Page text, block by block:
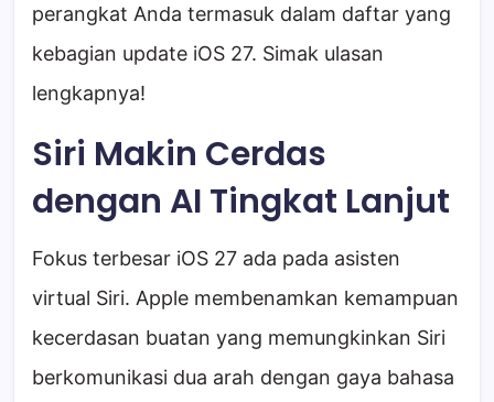
perangkat Anda termasuk dalam daftar yang
kebagian update iOS 27. Simak ulasan
lengkapnya!
Siri Makin Cerdas
dengan AI Tingkat Lanjut
Fokus terbesar iOS 27 ada pada asisten
virtual Siri. Apple membenamkan kemampuan
kecerdasan buatan yang memungkinkan Siri
berkomunikasi dua arah dengan gaya bahasa